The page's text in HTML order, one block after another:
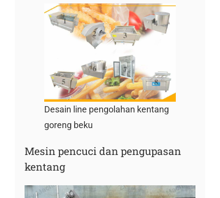
Desain line pengolahan kentang
goreng beku
Mesin pencuci dan pengupasan
kentang